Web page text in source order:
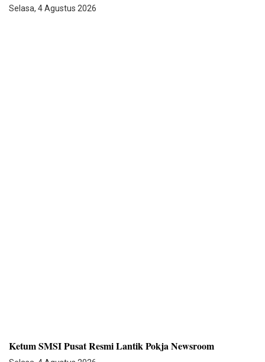
Selasa, 4 Agustus 2026
Ketum SMSI Pusat Resmi Lantik Pokja Newsroom